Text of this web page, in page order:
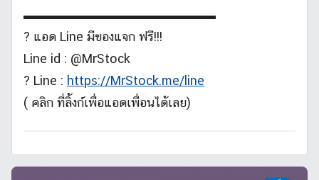
▬▬▬▬▬▬▬▬▬▬▬▬▬▬▬
? แอด Line มีของแจก ฟรี!!!
Line id : @MrStock
? Line : https://MrStock.me/line
( คลิก ที่ลิ้งก์เพื่อแอดเพื่อนได้เลย)
บ